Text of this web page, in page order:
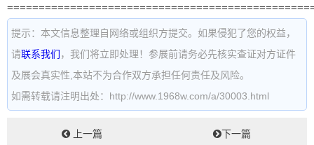
提示：本文信息整理自网络或组织方提交。如果侵犯了您的权益，
请联系我们 ，我们将立即处理！参展前请务必先核实查证对方证件
及展会真实性,本站不为合作双方承担任何责任及风险。
如需转载请注明出处：http://www.1968w.com/a/30003.html
上一篇
下一篇